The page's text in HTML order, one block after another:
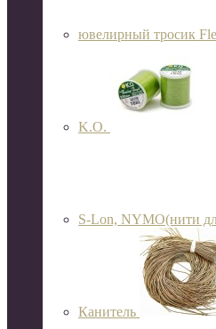
ювелирный тросик
K.O.
S-Lon, NYMO(нити
Канитель